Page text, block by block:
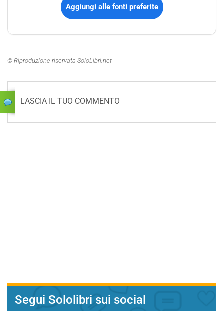
Aggiungi alle fonti preferite
© Riproduzione riservata SoloLibri.net
LASCIA IL TUO COMMENTO
Segui Sololibri sui social